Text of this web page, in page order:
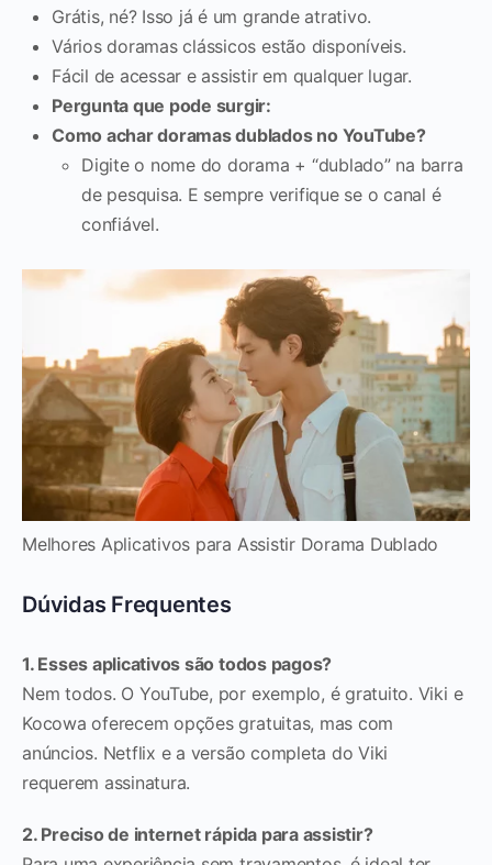
Grátis, né? Isso já é um grande atrativo.
Vários doramas clássicos estão disponíveis.
Fácil de acessar e assistir em qualquer lugar.
Pergunta que pode surgir:
Como achar doramas dublados no YouTube?
Digite o nome do dorama + “dublado” na barra
de pesquisa. E sempre verifique se o canal é
confiável.
Melhores Aplicativos para Assistir Dorama Dublado
Dúvidas Frequentes
1. Esses aplicativos são todos pagos?
Nem todos. O YouTube, por exemplo, é gratuito. Viki e
Kocowa oferecem opções gratuitas, mas com
anúncios. Netflix e a versão completa do Viki
requerem assinatura.
2. Preciso de internet rápida para assistir?